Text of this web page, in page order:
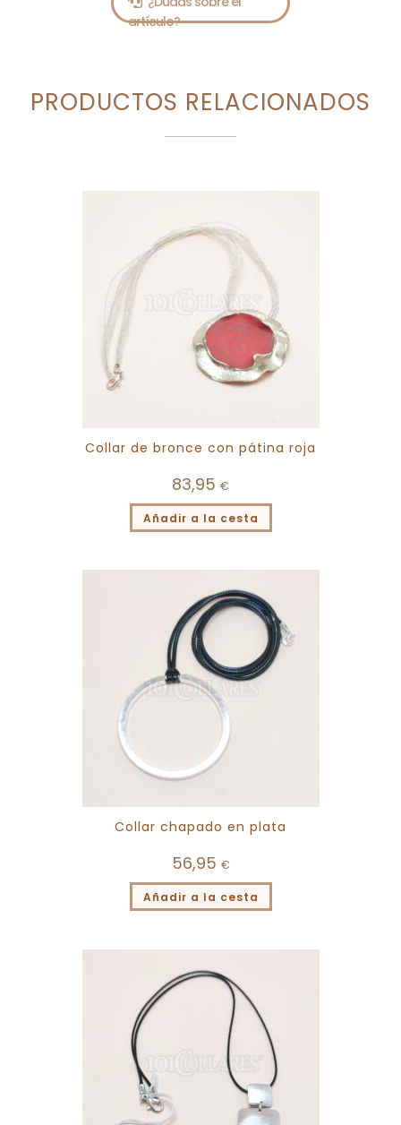
PRODUCTOS RELACIONADOS
Collar de bronce con pátina roja
83,95 €
Añadir a la cesta
Collar chapado en plata
56,95 €
Añadir a la cesta